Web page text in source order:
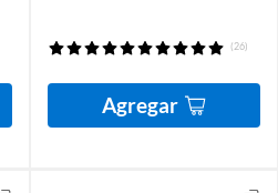
(26)
Agregar